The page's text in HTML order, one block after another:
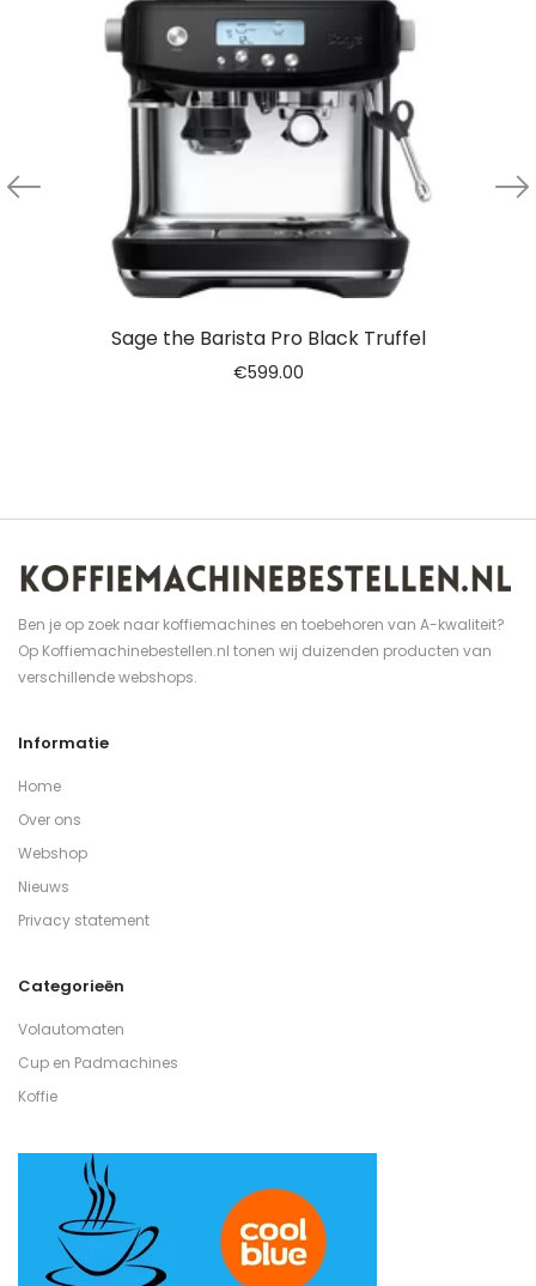
Sage the Barista Pro Black Truffel
€599.00
Ben je op zoek naar koffiemachines en toebehoren van A-kwaliteit?
Op Koffiemachinebestellen.nl tonen wij duizenden producten van
verschillende webshops.
Informatie
Home
Over ons
Webshop
Nieuws
Privacy statement
Categorieën
Volautomaten
Cup en Padmachines
Koffie